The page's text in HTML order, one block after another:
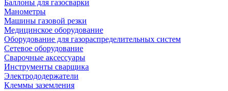
Баллоны для газосварки
Манометры
Машины газовой резки
Медицинское оборудование
Оборудование для газораспределительных систем
Сетевое оборудование
Сварочные аксессуары
Инструменты сварщика
Электрододержатели
Клеммы заземления